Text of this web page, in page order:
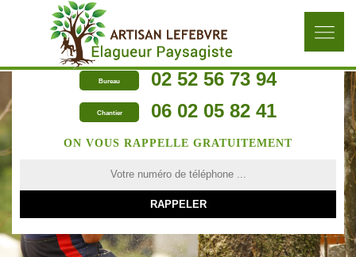
Bureau 02 52 56 73 94
Chantier 06 02 05 82 41
ON VOUS RAPPELLE GRATUITEMENT